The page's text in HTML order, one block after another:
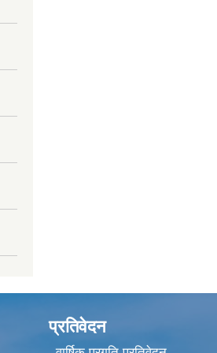
प्रतिवेदन